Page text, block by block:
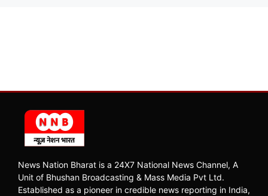
News Nation Bharat is a 24X7 National News Channel, A
Unit of Bhushan Broadcasting & Mass Media Pvt Ltd.
Established as a pioneer in credible news reporting in India,